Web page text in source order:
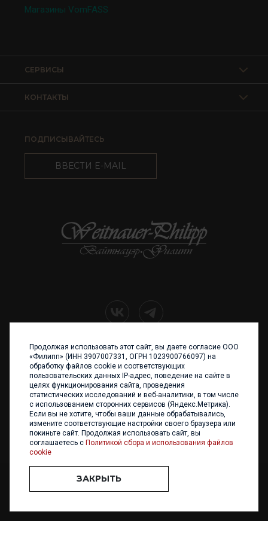
Магазины VomFASS
КОНТАКТЫ
СЕРВИСЫ
ПОДПИСЫВАЙТЕСЬ
ВВЕСТИ E-MAIL
+7 (4012) 960 898
236017 Калининград,
ул. Каштановая аллея, 47
Телефон: +7 4012 960 898,
+7 4012 960 856
Написать нам
ООО «ФИЛИПП» © 2013 - 2026. Все права защищены
Разработка и
Продолжая использовать этот сайт, вы даете согласие ООО
«Филипп» (ИНН 3907007331, ОГРН 1023900766097) на
обработку файлов cookie и соответствующих
пользовательских данных IP-адрес, поведение на сайте в
целях функционирования сайта, проведения
статистических исследований и веб-аналитики, в том числе
с использованием сторонних сервисов (Яндекс.Метрика).
Если вы не хотите, чтобы ваши данные обрабатывались,
измените соответствующие настройки своего браузера или
покиньте сайт. Продолжая использовать сайт, вы
соглашаетесь с Политикой сбора и использования файлов
cookie
ЗАКРЫТЬ